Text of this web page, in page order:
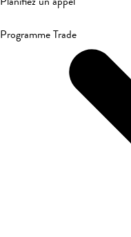
Programme Trade